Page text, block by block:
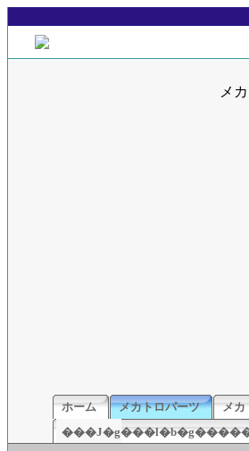
メ
ホーム メカトロパーツ メカ